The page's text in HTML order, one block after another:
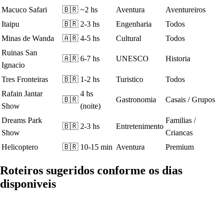
Macuco Safari
🇧🇷 ~2 hs Aventura
Aventureiros
Itaipu
🇧🇷 2-3 hs Engenharia
Todos
Minas de Wanda
🇦🇷 4-5 hs Cultural
Todos
Ruinas San
Ignacio
🇦🇷 6-7 hs UNESCO Historia
Tres Fronteiras 🇧🇷 1-2 hs Turistico
Todos
Rafain Jantar
Show
🇧🇷
4 hs
(noite)
Gastronomia Casais / Grupos
Dreams Park
Show
🇧🇷 2-3 hs Entretenimento
Familias /
Criancas
Helicoptero
🇧🇷 10-15 min Aventura Premium
Roteiros sugeridos conforme os dias
disponiveis